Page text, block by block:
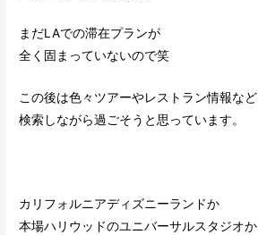
まだLAでの滞在プランが
全く固まっていないので笑
この後は色々ツアーやレストラン情報など
検索しながら過ごそうと思っています。
カリフォルニアディズニーランドか
本場ハリウッドのユニバーサルスタジオか